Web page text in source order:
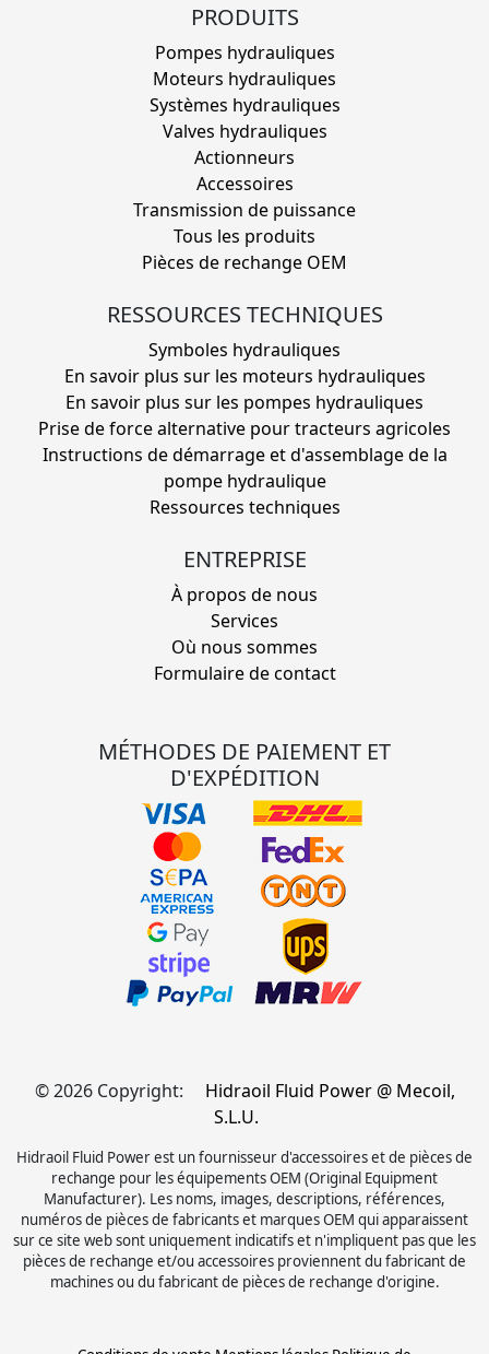
PRODUITS
Pompes hydrauliques
Moteurs hydrauliques
Systèmes hydrauliques
Valves hydrauliques
Actionneurs
Accessoires
Transmission de puissance
Tous les produits
Pièces de rechange OEM
RESSOURCES TECHNIQUES
Symboles hydrauliques
En savoir plus sur les moteurs hydrauliques
En savoir plus sur les pompes hydrauliques
Prise de force alternative pour tracteurs agricoles
Instructions de démarrage et d'assemblage de la
pompe hydraulique
Ressources techniques
ENTREPRISE
À propos de nous
Services
Où nous sommes
Formulaire de contact
MÉTHODES DE PAIEMENT ET
D'EXPÉDITION
© 2026 Copyright:
Hidraoil Fluid Power @ Mecoil,
S.L.U.
Hidraoil Fluid Power est un fournisseur d'accessoires et de pièces de
rechange pour les équipements OEM (Original Equipment
Manufacturer). Les noms, images, descriptions, références,
numéros de pièces de fabricants et marques OEM qui apparaissent
sur ce site web sont uniquement indicatifs et n'impliquent pas que les
pièces de rechange et/ou accessoires proviennent du fabricant de
machines ou du fabricant de pièces de rechange d'origine.